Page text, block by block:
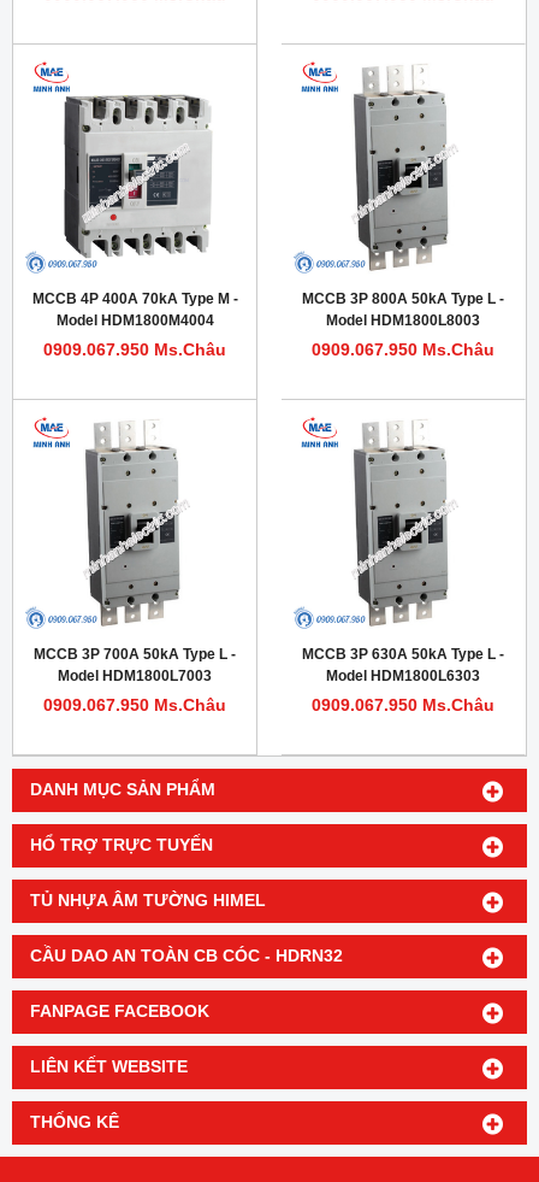
DANH MỤC SẢN PHẨM
HỔ TRỢ TRỰC TUYẾN
TỦ NHỰA ÂM TƯỜNG HIMEL
CẦU DAO AN TOÀN CB CÓC - HDRN32
FANPAGE FACEBOOK
LIÊN KẾT WEBSITE
THỐNG KÊ
MCCB 4P 400A 70kA Type M -
Model HDM1800M4004
0909.067.950 Ms.Châu
MCCB 3P 800A 50kA Type L -
Model HDM1800L8003
0909.067.950 Ms.Châu
MCCB 3P 700A 50kA Type L -
Model HDM1800L7003
0909.067.950 Ms.Châu
MCCB 3P 630A 50kA Type L -
Model HDM1800L6303
0909.067.950 Ms.Châu